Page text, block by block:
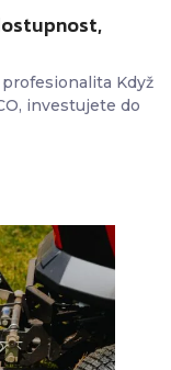
Když
investujete do